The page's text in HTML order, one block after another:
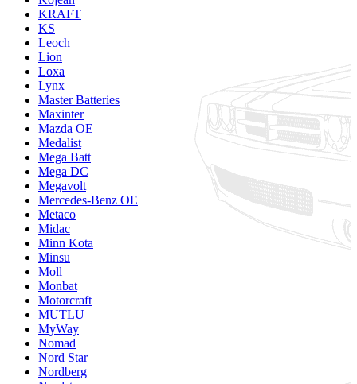
KRAFT
KS
Leoch
Lion
Loxa
Lynx
Master Batteries
Maxinter
Mazda OE
Medalist
Mega Batt
Mega DC
Megavolt
Mercedes-Benz OE
Metaco
Midac
Minn Kota
Minsu
Moll
Monbat
Motorcraft
MUTLU
MyWay
Nomad
Nord Star
Nordberg